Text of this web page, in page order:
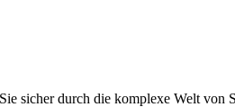
sicher durch die komplexe Welt